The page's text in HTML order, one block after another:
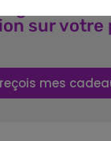
sur votre
mes